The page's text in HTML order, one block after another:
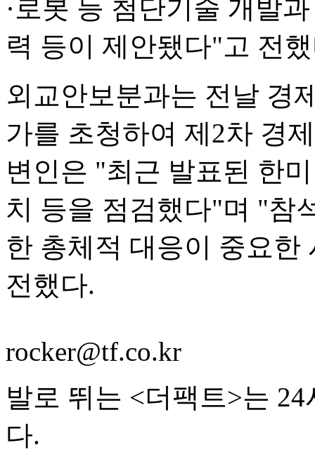
·로봇 등 첨단기술 개발
력 등이 제안됐다"고 전
외교안보분과는 전날 경
가를 초청하여 제2차 경
변인은 "최근 발표된 한
치 등을 점검했다"며 "참
한 총체적 대응이 중요
전했다.
rocker@tf.co.kr
발로 뛰는 <더팩트>는
다.